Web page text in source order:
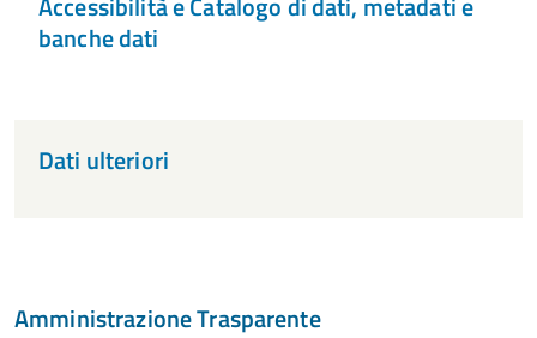
banche dati
Dati ulteriori
Amministrazione Trasparente